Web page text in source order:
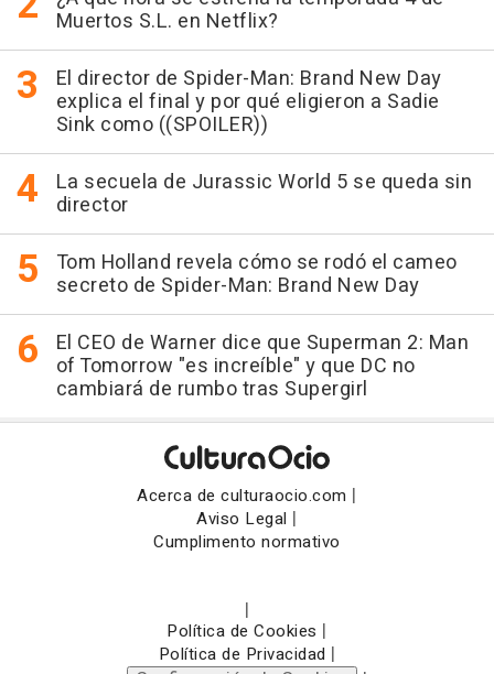
Muertos S.L. en Netflix?
El director de Spider-Man: Brand New Day
explica el final y por qué eligieron a Sadie
Sink como ((SPOILER))
La secuela de Jurassic World 5 se queda sin
director
Tom Holland revela cómo se rodó el cameo
secreto de Spider-Man: Brand New Day
El CEO de Warner dice que Superman 2: Man
of Tomorrow "es increíble" y que DC no
cambiará de rumbo tras Supergirl
Acerca de culturaocio.com |
Aviso Legal |
Cumplimento normativo
|
Política de Cookies |
Política de Privacidad |